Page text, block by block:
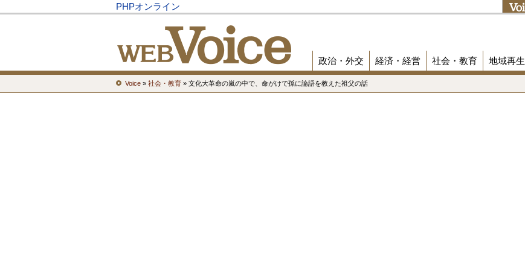
PHPオンライン
政治・外交 経済・経営 社会・教育 地域再生
Voice » 社会・教育 » 文化大革命の嵐の中で、命がけで孫に論語を教えた祖父の話